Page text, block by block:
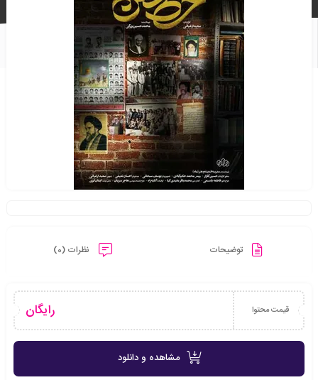
توضیحات نظرات (0)
قیمت محتوا رایگان
مشاهده و دانلود